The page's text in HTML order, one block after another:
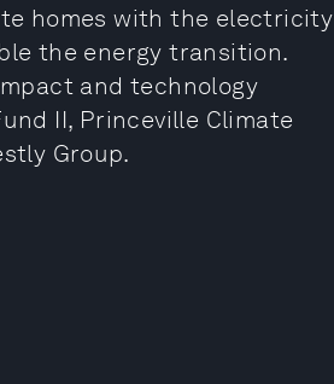
homes with the electricity
the energy transition.
and technology
II, Princeville Climate
Group.